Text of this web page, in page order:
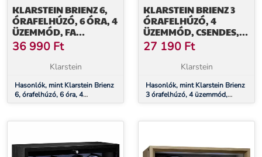
KLARSTEIN BRIENZ 6,
ÓRAFELHÚZÓ, 6 ÓRA, 4
ÜZEMMÓD, FA
MEGJELENÉS, KÉK
BELSŐ VILÁGÍTÁS
36 990 Ft
Klarstein
Hasonlók, mint Klarstein Brienz
6, órafelhúzó, 6 óra, 4
üzemmód, fa megjelenés, kék
KLARSTEIN BRIENZ 3
ÓRAFELHÚZÓ, 4
ÜZEMMÓD, CSENDES,
FA MEGJELENÉS,
RUGALMAS PÁRNA
27 190 Ft
Klarstein
Hasonlók, mint Klarstein Brienz
3 órafelhúzó, 4 üzemmód,
csendes, fa megjelenés,